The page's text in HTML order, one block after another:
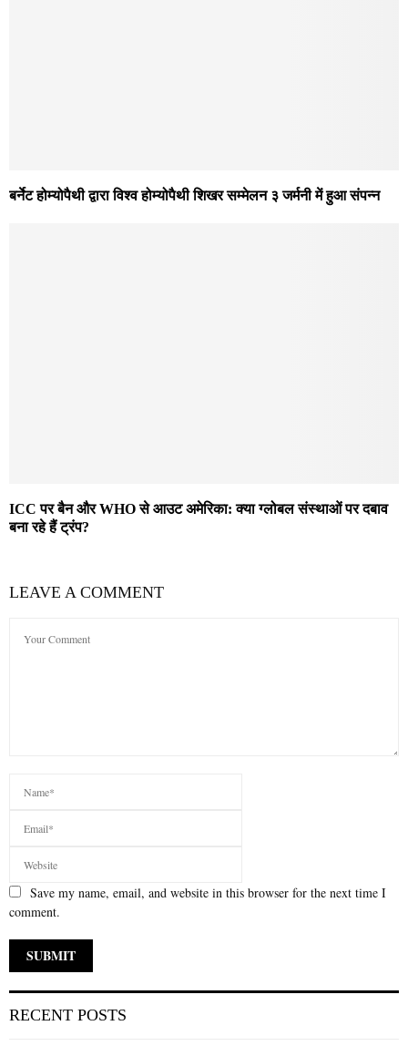
बर्नेट होम्योपैथी द्वारा विश्व होम्योपैथी शिखर सम्मेलन ३ जर्मनी में हुआ संपन्न
ICC पर बैन और WHO से आउट अमेरिका: क्या ग्लोबल संस्थाओं पर दबाव
बना रहे हैं ट्रंप?
LEAVE A COMMENT
Save my name, email, and website in this browser for the next time I
comment.
RECENT POSTS